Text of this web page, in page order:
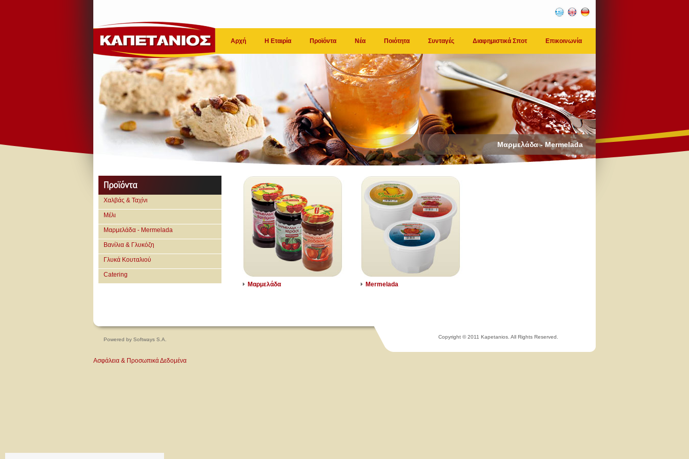
Αρχή Η Εταιρία Προϊόντα Νέα Ποιότητα Συνταγές Διαφημιστικά Σποτ Επικοινωνία
Μαρμελάδα - Mermelada
Χαλβάς & Ταχίνι
Μέλι
Μαρμελάδα - Mermelada
Βανίλια & Γλυκόζη
Γλυκά Κουταλιού
Catering
Μαρμελάδα
Mermelada
Powered by Softways S.A. Copyright © 2011 Kapetanios. All Rights Reserved.
Ασφάλεια & Προσωπικά Δεδομένα